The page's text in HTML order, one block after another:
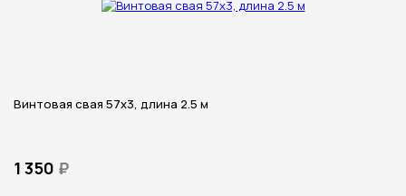
Винтовая свая 57х3, длина 2.5 м
1 350 ₽